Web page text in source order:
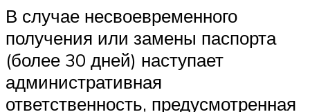
В случае несвоевременного
получения или замены паспорта
(более 30 дней) наступает
административная
ответственность, предусмотренная